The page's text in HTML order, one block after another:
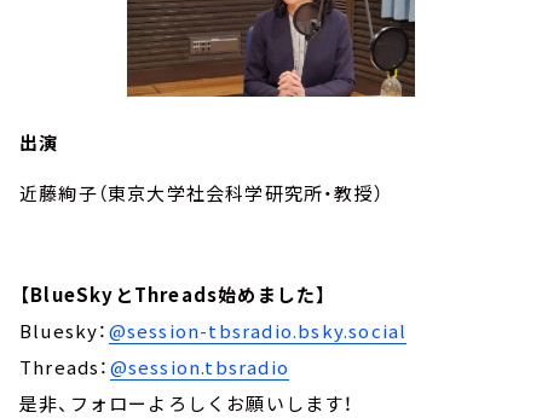
出演
近藤絢子（東京大学社会科学研究所・教授）
【BlueSkyとThreads始めました】
Bluesky：@session-tbsradio.bsky.social
Threads：@session.tbsradio
是非、フォローよろしくお願いします！